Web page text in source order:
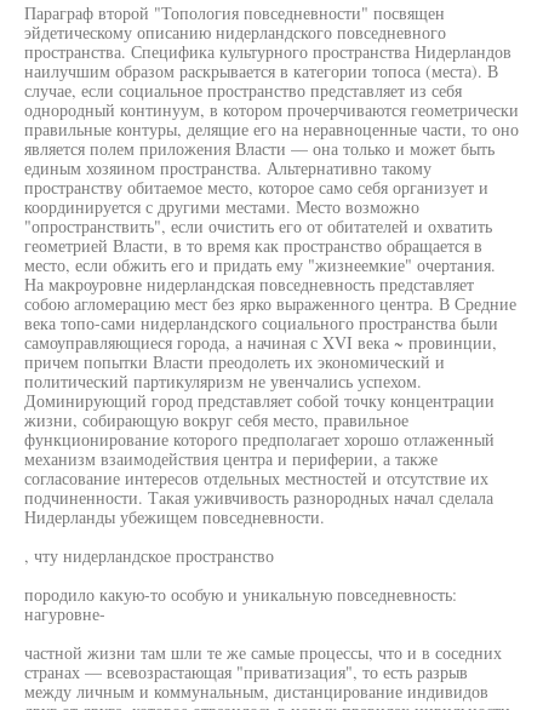
Параграф второй "Топология повседневности" посвящен
эйдетическому описанию нидерландского повседневного
пространства. Специфика культурного пространства Нидерландов
наилучшим образом раскрывается в категории топоса (места). В
случае, если социальное пространство представляет из себя
однородный континуум, в котором прочерчиваются геометрически
правильные контуры, делящие его на неравноценные части, то оно
является полем приложения Власти — она только и может быть
единым хозяином пространства. Альтернативно такому
пространству обитаемое место, которое само себя организует и
координируется с другими местами. Место возможно
"опространствить", если очистить его от обитателей и охватить
геометрией Власти, в то время как пространство обращается в
место, если обжить его и придать ему "жизнеемкие" очертания.
На макроуровне нидерландская повседневность представляет
собою агломерацию мест без ярко выраженного центра. В Средние
века топо-сами нидерландского социального пространства были
самоуправляющиеся города, а начиная с XVI века ~ провинции,
причем попытки Власти преодолеть их экономический и
политический партикуляризм не увенчались успехом.
Доминирующий город представляет собой точку концентрации
жизни, собирающую вокруг себя место, правильное
функционирование которого предполагает хорошо отлаженный
механизм взаимодействия центра и периферии, а также
согласование интересов отдельных местностей и отсутствие их
подчиненности. Такая уживчивость разнородных начал сделала
Нидерланды убежищем повседневности.
, чту нидерландское пространство
породило какую-то особую и уникальную повседневность:
нагуровне-
частной жизни там шли те же самые процессы, что и в соседних
странах — всевозрастающая "приватизация", то есть разрыв
между личным и коммунальным, дистанцирование индивидов